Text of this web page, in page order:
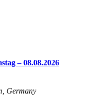
– 08.08.2026
Germany